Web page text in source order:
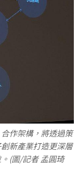
作架構，將透過策
新產業打造更深層
(圖/記者 孟圓琦